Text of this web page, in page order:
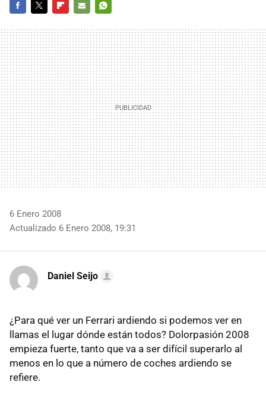
MAIL
6 Enero 2008
Actualizado 6 Enero 2008, 19:31
Daniel Seijo
¿Para qué ver un Ferrari ardiendo si podemos ver en
llamas el lugar dónde están todos? Dolorpasión 2008
empieza fuerte, tanto que va a ser difícil superarlo al
menos en lo que a número de coches ardiendo se
refiere.